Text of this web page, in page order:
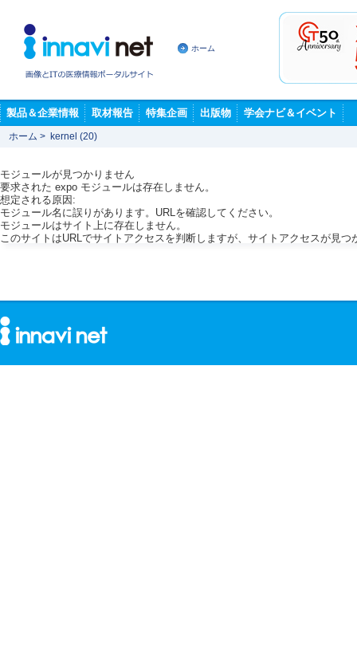
ホーム
製品＆企業情報 取材報告 特集企画 出版物 学会ナビ＆イベント
ホーム > kernel (20)
モジュールが見つかりません
要求された expo モジュールは存在しません。
想定される原因:
モジュール名に誤りがあります。URLを確認してください。
モジュールはサイト上に存在しません。
このサイトはURLでサイトアクセスを判断しますが、サイトアクセスが見